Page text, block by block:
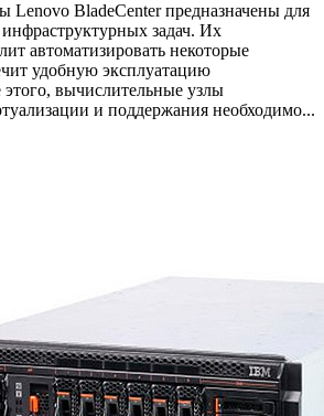
Lenovo BladeCenter предназначены для
задач. Их
автоматизировать некоторые
удобную эксплуатацию
вычислительные узлы
и поддержания необходимо...